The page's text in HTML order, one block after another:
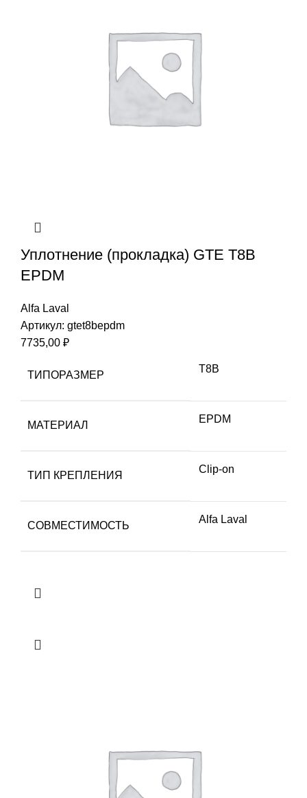
Уплотнение (прокладка) GTE T8B
EPDM
Alfa Laval
Артикул: gtet8bepdm
7735,00 ₽
ТИПОРАЗМЕР
T8B
МАТЕРИАЛ
EPDM
ТИП КРЕПЛЕНИЯ
Clip-on
СОВМЕСТИМОСТЬ
Alfa Laval